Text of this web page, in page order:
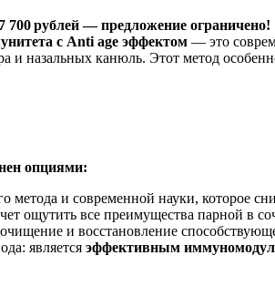
700рублей— предложение ограничено!
с Anti age эффектом — это
и назальных канюль. Этот метод
опциями:
метода и современной науки, которое
ощутить все преимущества парной в
очищение и восстановление
является эффективным